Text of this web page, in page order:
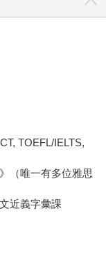
TOEFL/IELTS,
（唯一有多位雅思
近義字彙課